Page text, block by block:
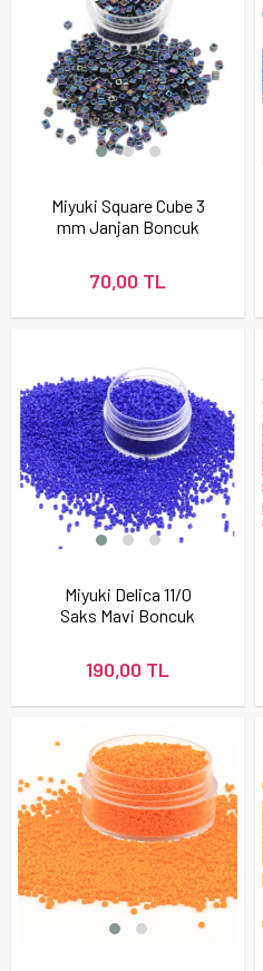
Miyuki Square Cube 3
mm Janjan Boncuk
70,00 TL
Miyuki Delica 11/0
Saks Mavi Boncuk
190,00 TL